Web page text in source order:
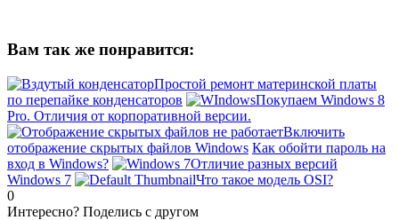
Вам так же понравится:
Простой ремонт материнской платы
по перепайке конденсаторов
Покупаем Windows 8
Pro. Отличия от корпоративной версии.
Включить
отображение скрытых файлов Windows Как обойти пароль на
вход в Windows?
Отличие разных версий
Windows 7
Что такое модель OSI?
0
Интересно? Поделись с другом